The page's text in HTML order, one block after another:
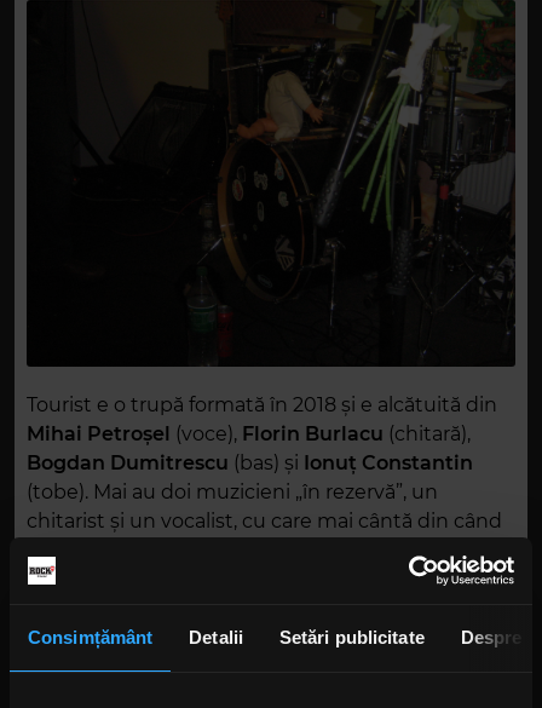
Consimțământ Detalii Setări publicitate Despre
Tourist e o trupă formată în 2018 și e alcătuită din
Mihai Petroșel (voce), Florin Burlacu (chitară),
Bogdan Dumitrescu (bas) și Ionuț Constantin
(tobe). Mai au doi muzicieni „în rezervă”, un
chitarist și un vocalist, cu care mai cântă din când
în când și de care sunt extrem de apropiați.
Numele e inspirat de porecla lui Ionuț, „turist”.
lipit de ei. Porecla toboșarului provine dintr-o
aventură din Vama Veche. A fost intervievat de Pro